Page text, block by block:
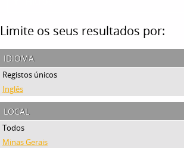
Limite os seus resultados por:
idioma
Registos únicos
Inglês
local
Todos
Minas Gerais